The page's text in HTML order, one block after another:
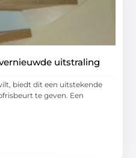
uitstraling
biedt dit een uitstekende
te geven. Een